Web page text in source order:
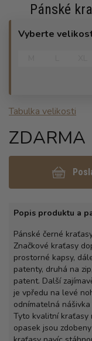
Pánské
Vyberte
Tabulka velikosti
ZDARMA
Popis produktu a
Pánské černé
Značkové kraťasy
prostorné kapsy,
patenty, druhá na
patent. Další
je vpředu na levé
odnímatelná
Tyto kvalitní kraťasy
opasek jsou